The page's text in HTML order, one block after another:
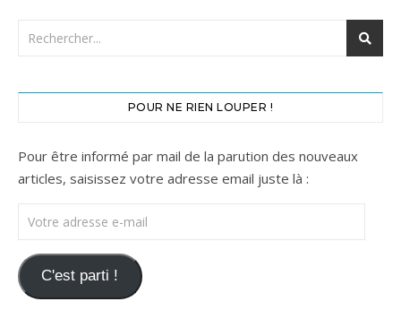
POUR NE RIEN LOUPER !
Pour être informé par mail de la parution des nouveaux
articles, saisissez votre adresse email juste là :
Votre adresse e-mail
C'est parti !